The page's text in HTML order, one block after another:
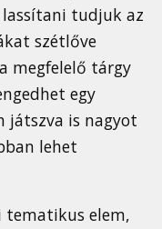
tudjuk az
szétlőve
megfelelő tárgy
egy
játszva is nagyot
lehet
tematikus elem,